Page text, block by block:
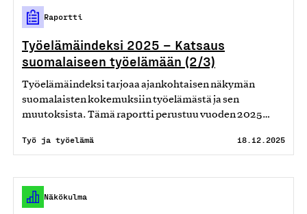
Raportti
Työelämäindeksi 2025 – Katsaus
suomalaiseen työelämään (2/3)
Työelämäindeksi tarjoaa ajankohtaisen näkymän
suomalaisten kokemuksiin työelämästä ja sen
muutoksista. Tämä raportti perustuu vuoden 2025…
Työ ja työelämä 18.12.2025
Näkökulma